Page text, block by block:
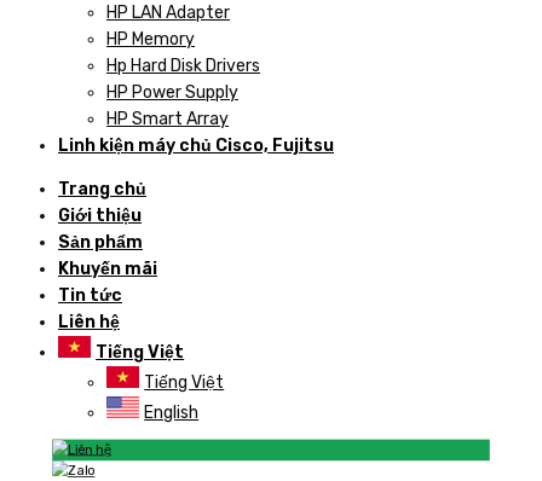
HP LAN Adapter
HP Memory
Hp Hard Disk Drivers
HP Power Supply
HP Smart Array
Linh kiện máy chủ Cisco, Fujitsu
Trang chủ
Giới thiệu
Sản phẩm
Khuyến mãi
Tin tức
Liên hệ
Tiếng Việt
Tiếng Việt
English